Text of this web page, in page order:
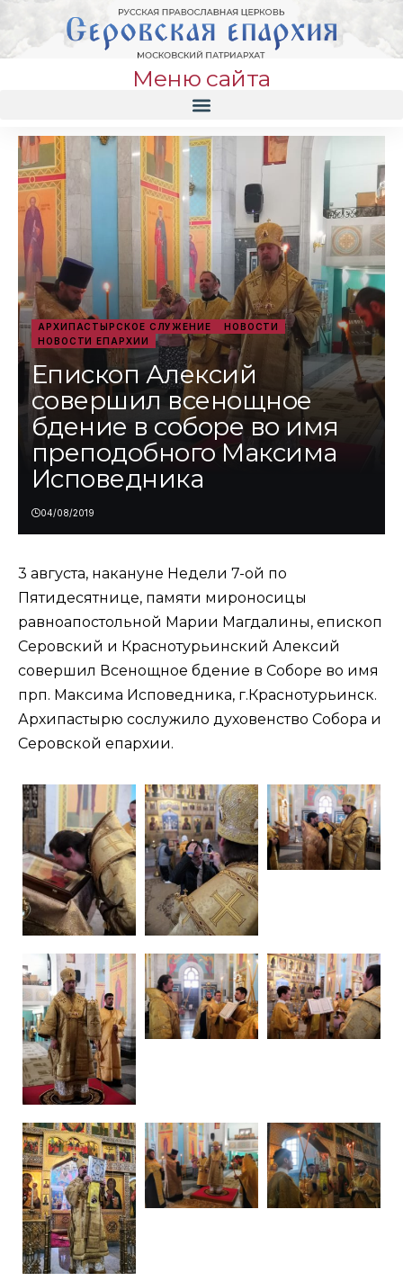
Меню сайта
АРХИПАСТЫРСКОЕ СЛУЖЕНИЕ
НОВОСТИ
НОВОСТИ ЕПАРХИИ
Епископ Алексий
совершил всенощное
бдение в соборе во имя
преподобного Максима
Исповедника
04/08/2019
3 августа, накануне Недели 7-ой по
Пятидесятнице, памяти мироносицы
равноапостольной Марии Магдалины, епископ
Серовский и Краснотурьинский Алексий
совершил Всенощное бдение в Соборе во имя
прп. Максима Исповедника, г.Краснотурьинск.
Архипастырю сослужило духовенство Собора и
Серовской епархии.